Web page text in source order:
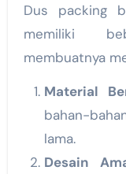
Dus packing
memiliki
membuatnya
Material
bahan-
lama.
Desain